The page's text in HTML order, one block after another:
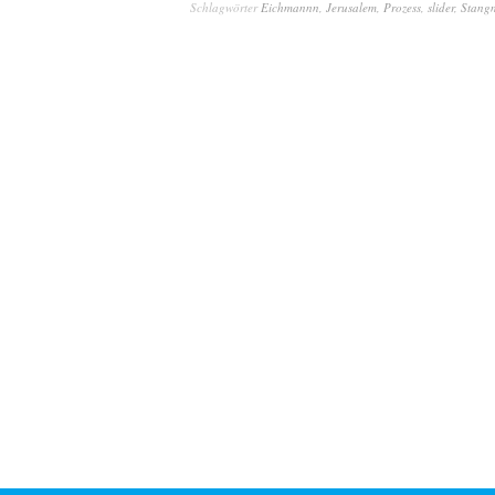
SchlagwörterEichmannn, Jerusalem, Prozess, slider,